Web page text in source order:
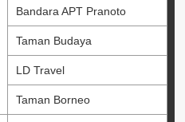
Bandara APT Pranoto
Taman Budaya
LD Travel
Taman Borneo